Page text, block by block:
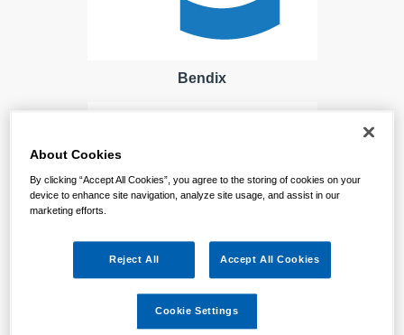
Bendix
Bosal
About Cookies
By clicking “Accept All Cookies”, you agree to the storing of cookies on your
device to enhance site navigation, analyze site usage, and assist in our
marketing efforts.
Reject All Accept All Cookies
Cookie Settings